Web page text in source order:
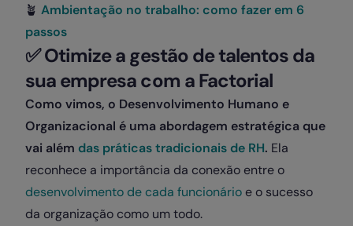
🪴 Ambientação no trabalho: como fazer em 6
passos
✅Otimize a gestão de talentos da
sua empresa com a Factorial
Como vimos, o Desenvolvimento Humano e
Organizacional é uma abordagem estratégica que
vai além das práticas tradicionais de RH. Ela
reconhece a importância da conexão entre o
desenvolvimento de cada funcionário e o sucesso
da organização como um todo.